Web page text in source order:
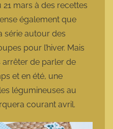
mars à des recettes
également que
série autour des
pour l’hiver. Mais
arrêter de parler de
et en été, une
légumineuses au
courant avril.